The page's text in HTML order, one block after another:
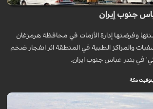
جنوب إيران
وفرضتها إدارة الأزمات في محافظة هرمزغان
والمراكز الطبية في المنطقة اثر انفجار ضخم
في بندر عباس جنوب ايران.